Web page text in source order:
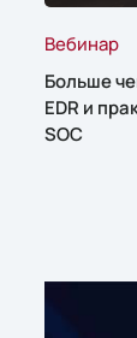
Вебинар
Больше
EDR и
SOC